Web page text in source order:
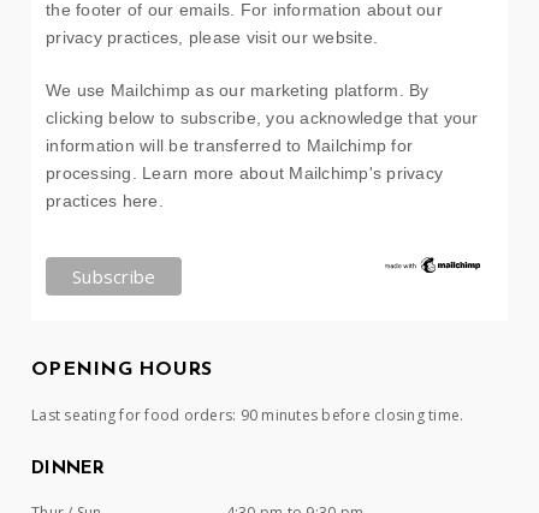
the footer of our emails. For information about our
privacy practices, please visit our website.
We use Mailchimp as our marketing platform. By
clicking below to subscribe, you acknowledge that your
information will be transferred to Mailchimp for
processing. Learn more about Mailchimp's privacy
practices here.
OPENING HOURS
Last seating for food orders: 90 minutes before closing time.
DINNER